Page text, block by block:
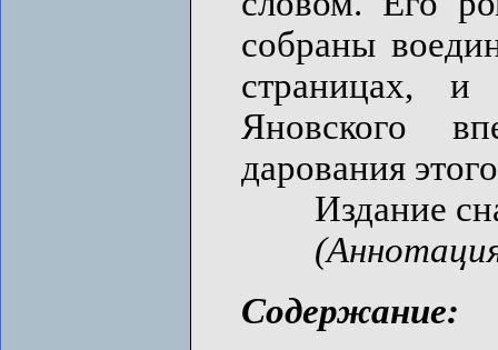
собраны
страницах, и
Яновского
дарования
Издание
Содержание: